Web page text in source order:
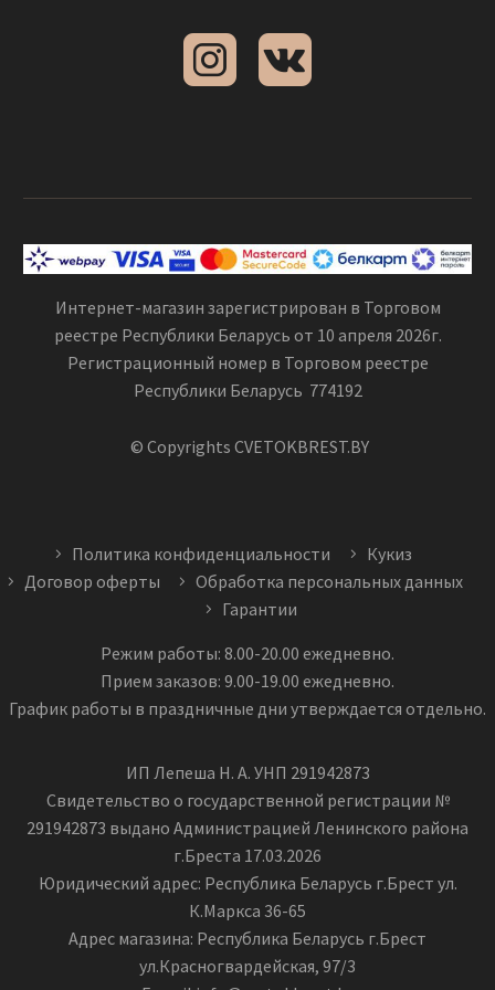
Интернет-магазин зарегистрирован в Торговом
реестре Республики Беларусь от 10 апреля 2026г.
Регистрационный номер в Торговом реестре
Республики Беларусь 774192
© Copyrights CVETOKBREST.BY
Политика конфиденциальности
Кукиз
Договор оферты
Обработка персональных данных
Гарантии
Режим работы: 8.00-20.00 ежедневно.
Прием заказов: 9.00-19.00 ежедневно.
График работы в праздничные дни утверждается отдельно.
ИП Лепеша Н. А. УНП 291942873
Свидетельство о государственной регистрации №
291942873 выдано Администрацией Ленинского района
г.Бреста 17.03.2026
Юридический адрес: Республика Беларусь г.Брест ул.
К.Маркса 36-65
Адрес магазина: Республика Беларусь г.Брест
ул.Красногвардейская, 97/3